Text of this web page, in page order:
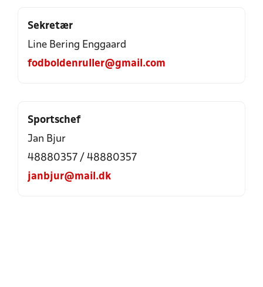
Sekretær
Line Bering Enggaard
fodboldenruller@gmail.com
Sportschef
Jan Bjur
48880357 / 48880357
janbjur@mail.dk